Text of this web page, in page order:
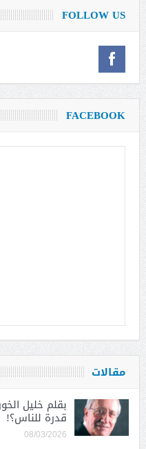
FOLLOW US
FACEBOOK
مقالات
بقلم خليل
قدرة للناس؟!
08/03/2026